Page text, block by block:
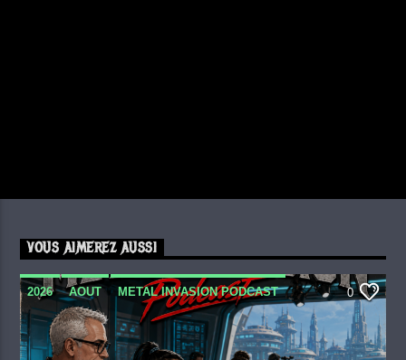
VOUS AIMEREZ AUSSI
2026 AOUT METAL INVASION PODCAST 0